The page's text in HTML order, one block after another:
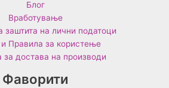
Блог
Вработување
заштита на лични податоци
Правила за користење
за достава на производи
Фаворити